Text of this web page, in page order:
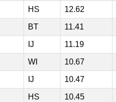
HS 12.62
BT 11.41
IJ 11.19
WI 10.67
IJ 10.47
HS 10.45